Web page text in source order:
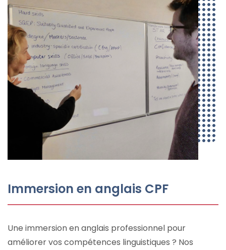
Immersion en anglais CPF
Une immersion en anglais professionnel pour
améliorer vos compétences linguistiques ? Nos